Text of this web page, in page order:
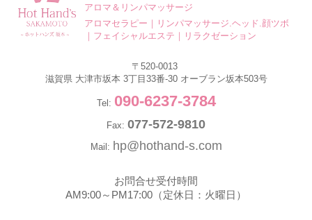
アロマ＆リンパマッサージ
アロマセラピー｜リンパマッサージ.ヘッド.顔ツボ
｜フェイシャルエステ｜リラクゼーション
〒 520-0013
滋賀県 大津市坂本 3丁目33番-30 オーブラン坂本503号
Tel: 090-6237-3784
Fax: 077-572-9810
Mail: hp@hothand-s.com
お問合せ受付時間
AM9:00～PM17:00（定休日：火曜日）